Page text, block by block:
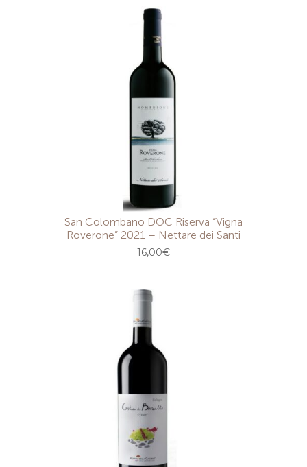
San Colombano DOC Riserva “Vigna
Roverone” 2021 – Nettare dei Santi
16,00€